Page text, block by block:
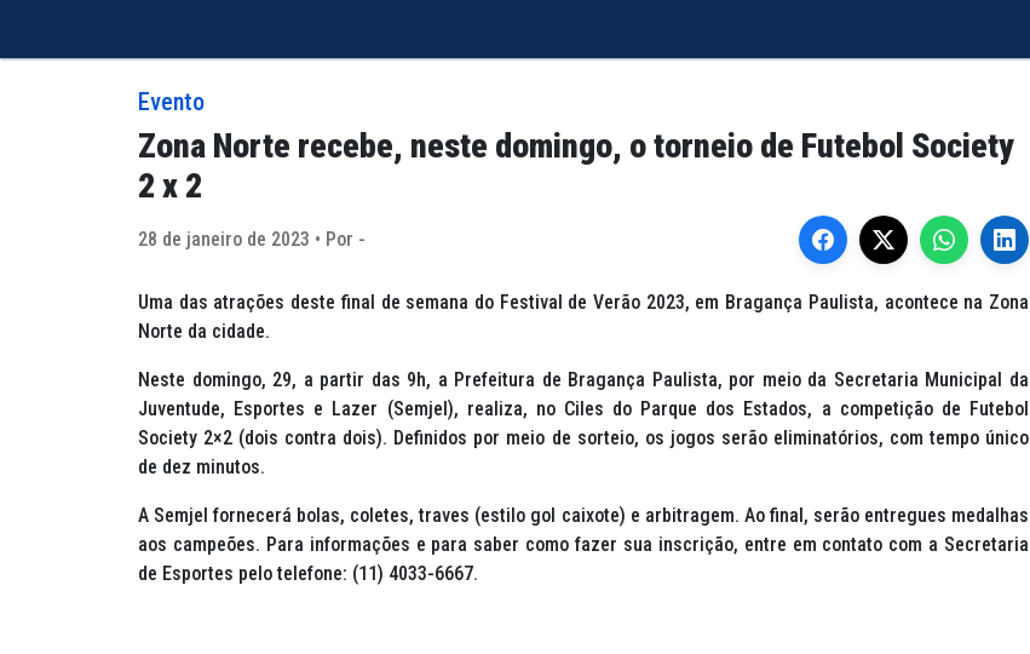
Evento
Zona Norte recebe, neste domingo, o torneio de Futebol Society
2 x 2
28 de janeiro de 2023 • Por -
Uma das atrações deste final de semana do Festival de Verão 2023, em Bragança Paulista, acontece na Zona
Norte da cidade.
Neste domingo, 29, a partir das 9h, a Prefeitura de Bragança Paulista, por meio da Secretaria Municipal da
Juventude, Esportes e Lazer (Semjel), realiza, no Ciles do Parque dos Estados, a competição de Futebol
Society 2×2 (dois contra dois). Definidos por meio de sorteio, os jogos serão eliminatórios, com tempo único
de dez minutos.
A Semjel fornecerá bolas, coletes, traves (estilo gol caixote) e arbitragem. Ao final, serão entregues medalhas
aos campeões. Para informações e para saber como fazer sua inscrição, entre em contato com a Secretaria
de Esportes pelo telefone: (11) 4033-6667.